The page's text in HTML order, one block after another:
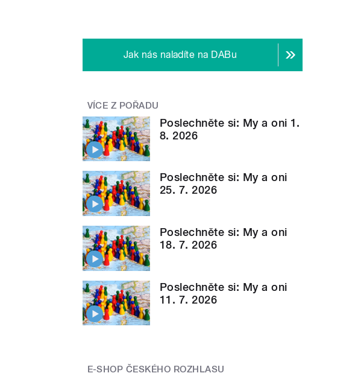
Jak nás naladíte na DABu
VÍCE Z POŘADU
Poslechněte si: My a oni 1.
8. 2026
Poslechněte si: My a oni
25. 7. 2026
Poslechněte si: My a oni
18. 7. 2026
Poslechněte si: My a oni
11. 7. 2026
E-SHOP ČESKÉHO ROZHLASU